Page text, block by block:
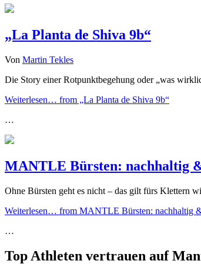
„La Planta de Shiva 9b“
Von Martin Tekles
Die Story einer Rotpunktbegehung oder „was
Weiterlesen… from „La Planta de Shiva 9b“
…
MANTLE Bürsten: nachhaltig
Ohne Bürsten geht es nicht – das gilt fürs Klettern
Weiterlesen… from MANTLE Bürsten: nachhaltig
…
Top Athleten vertrauen auf